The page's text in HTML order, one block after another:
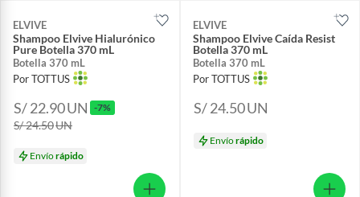
ELVIVE
Shampoo Elvive Hialurónico
Pure Botella 370 mL
Botella 370 mL
Por TOTTUS
S/ 22.90UN -7%
S/ 24.50UN
Envíorápido
ELVIVE
Shampoo Elvive Caída Resist
Botella 370 mL
Botella 370 mL
Por TOTTUS
S/ 24.50UN
Envíorápido